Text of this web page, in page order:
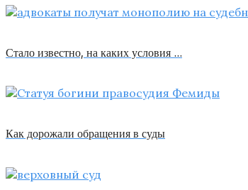
Стало известно, на каких условия …
Как дорожали обращения в суды